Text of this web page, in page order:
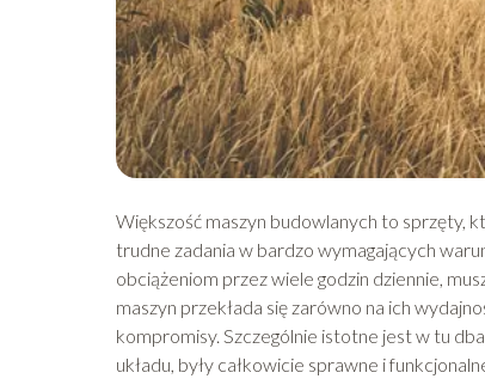
Większość maszyn budowlanych to sprzęty,
trudne zadania w bardzo wymagających
obciążeniom przez wiele godzin dziennie,
maszyn przekłada się zarówno na ich
kompromisy. Szczególnie istotne jest w tu
układu, były całkowicie sprawne i